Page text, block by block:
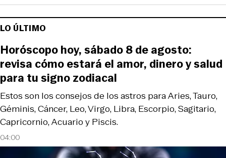
LO ÚLTIMO
04:00
Estos son los consejos de los astros para Aries, Tauro,
Géminis, Cáncer, Leo, Virgo, Libra, Escorpio, Sagitario,
Capricornio, Acuario y Piscis.
Horóscopo hoy, sábado 8 de agosto:
revisa cómo estará el amor, dinero y salud
para tu signo zodiacal